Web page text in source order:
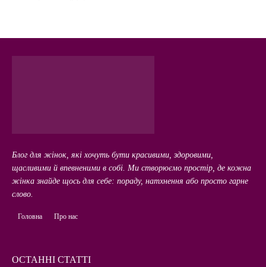
Блог для жінок, які хочуть бути красивими, здоровими,
щасливими й впевненими в собі. Ми створюємо простір, де кожна
жінка знайде щось для себе: пораду, натхнення або просто гарне
слово.
Головна Про нас
ОСТАННІ СТАТТІ